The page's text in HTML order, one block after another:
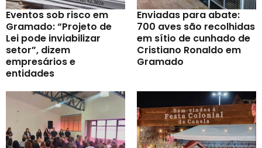
Eventos sob risco em
Gramado: “Projeto de
Lei pode inviabilizar
setor”, dizem
empresários e
entidades
Enviadas para abate:
700 aves são recolhidas
em sítio de cunhado de
Cristiano Ronaldo em
Gramado